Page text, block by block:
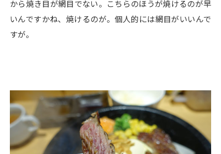
から焼き目が網目でない。こちらのほうが焼けるのが早
いんですかね、焼けるのが。個人的には網目がいいんで
すが。